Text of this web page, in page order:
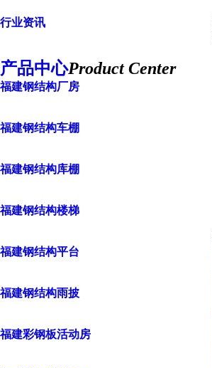
行业资讯
产品中心Product Center
福建钢结构厂房
福建钢结构车棚
福建钢结构库棚
福建钢结构楼梯
福建钢结构平台
福建钢结构雨披
福建彩钢板活动房